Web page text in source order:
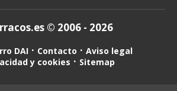
© 2006 - 2026
DAI Contacto
Aviso legal
y cookies
Sitemap